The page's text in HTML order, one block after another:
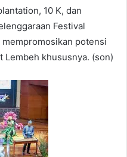
10 K, dan
Festival
potensi
Lembeh khususnya. (son)